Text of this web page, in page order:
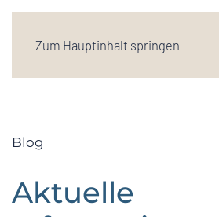
Zum Hauptinhalt springen
Blog
Aktuelle